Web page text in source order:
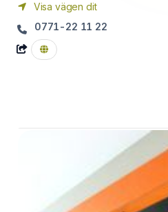
Visa vägen dit
0771-22 11 22